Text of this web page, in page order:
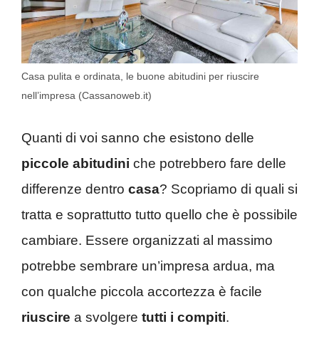
Casa pulita e ordinata, le buone abitudini per riuscire
nell’impresa (Cassanoweb.it)
Quanti di voi sanno che esistono delle
piccole abitudini che potrebbero fare delle
differenze dentro casa? Scopriamo di quali si
tratta e soprattutto tutto quello che è possibile
cambiare. Essere organizzati al massimo
potrebbe sembrare un’impresa ardua, ma
con qualche piccola accortezza è facile
riuscire a svolgere tutti i compiti.